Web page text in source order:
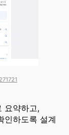
요약하고,
인하도록 설계